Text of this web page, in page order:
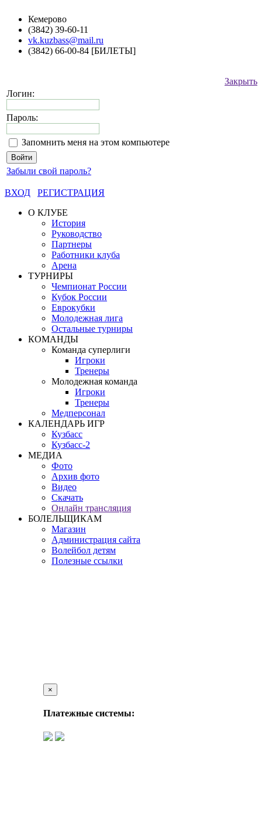
Кемерово
(3842) 39-60-11
vk.kuzbass@mail.ru
(3842) 66-00-84 [БИЛЕТЫ]
Закрыть
Логин:
Пароль:
Запомнить меня на этом компьютере
Забыли свой пароль?
ВХОД
РЕГИСТРАЦИЯ
О КЛУБЕ
История
Руководство
Партнеры
Работники клуба
Арена
ТУРНИРЫ
Чемпионат России
Кубок России
Еврокубки
Молодежная лига
Остальные турниры
КОМАНДЫ
Команда суперлиги
Игроки
Тренеры
Молодежная команда
Игроки
Тренеры
Медперсонал
КАЛЕНДАРЬ ИГР
Кузбасс
Кузбасс-2
МЕДИА
Фото
Архив фото
Видео
Скачать
Онлайн трансляция
БОЛЕЛЬЩИКАМ
Магазин
Администрация сайта
Волейбол детям
Полезные ссылки
×
Платежные системы: